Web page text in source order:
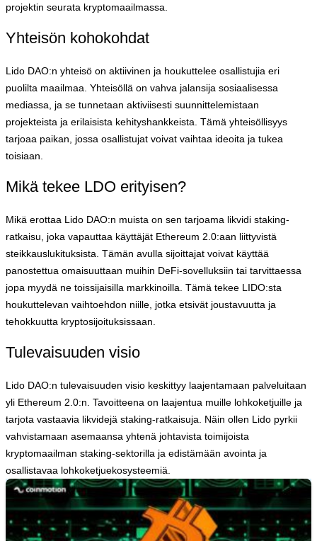
projektin seurata kryptomaailmassa.
Yhteisön kohokohdat
Lido DAO:n yhteisö on aktiivinen ja houkuttelee osallistujia eri
puolilta maailmaa. Yhteisöllä on vahva jalansija sosiaalisessa
mediassa, ja se tunnetaan aktiviisesti suunnittelemistaan
projekteista ja erilaisista kehityshankkeista. Tämä yhteisöllisyys
tarjoaa paikan, jossa osallistujat voivat vaihtaa ideoita ja tukea
toisiaan.
Mikä tekee LDO erityisen?
Mikä erottaa Lido DAO:n muista on sen tarjoama likvidi staking-
ratkaisu, joka vapauttaa käyttäjät Ethereum 2.0:aan liittyvistä
steikkauslukituksista. Tämän avulla sijoittajat voivat käyttää
panostettua omaisuuttaan muihin DeFi-sovelluksiin tai tarvittaessa
jopa myydä ne toissijaisilla markkinoilla. Tämä tekee LIDO:sta
houkuttelevan vaihtoehdon niille, jotka etsivät joustavuutta ja
tehokkuutta kryptosijoituksissaan.
Tulevaisuuden visio
Lido DAO:n tulevaisuuden visio keskittyy laajentamaan palveluitaan
yli Ethereum 2.0:n. Tavoitteena on laajentua muille lohkoketjuille ja
tarjota vastaavia likvidejä staking-ratkaisuja. Näin ollen Lido pyrkii
vahvistamaan asemaansa yhtenä johtavista toimijoista
kryptomaailman staking-sektorilla ja edistämään avointa ja
osallistavaa lohkoketjuekosysteemiä.